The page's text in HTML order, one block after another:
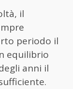
il
periodo il
equilibrio
anni il